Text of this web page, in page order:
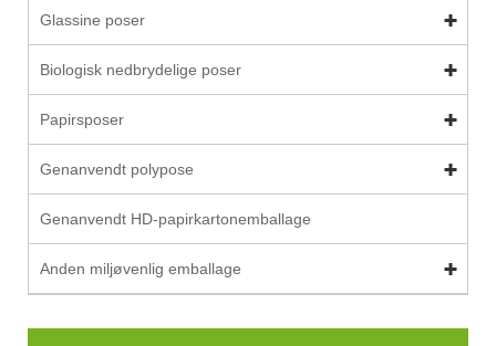
Glassine poser
Biologisk nedbrydelige poser
Papirsposer
Genanvendt polypose
Genanvendt HD-papirkartonemballage
Anden miljøvenlig emballage